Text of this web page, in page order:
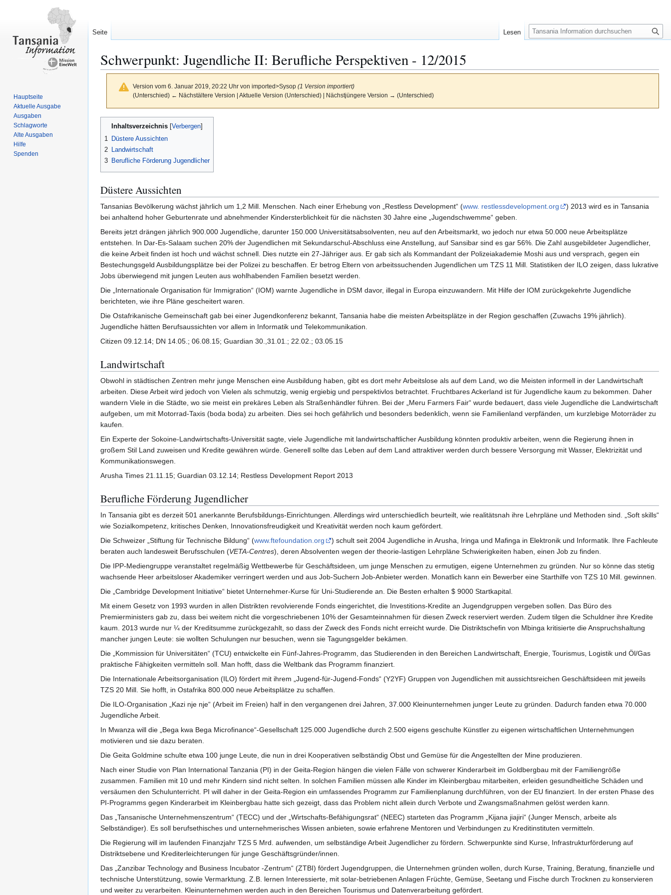
Schwerpunkt: Jugendliche II: Berufliche Perspektiven - 12/2015
Version vom 6. Januar 2019, 20:22 Uhr von imported>Sysop (1 Version importiert)
(Unterschied) ← Nächstältere Version | Aktuelle Version (Unterschied) | Nächstjüngere Version → (Unterschied)
Inhaltsverzeichnis
1
Düstere Aussichten
2
Landwirtschaft
3 Berufliche Förderung Jugendlicher
Düstere Aussichten
Tansanias Bevölkerung wächst jährlich um 1,2 Mill. Menschen. Nach einer Erhebung von „Restless Development“ (www. restlessdevelopment.org
) 2013 wird es in Tansania
bei anhaltend hoher Geburtenrate und abnehmender Kindersterblichkeit für die nächsten 30 Jahre eine „Jugendschwemme“ geben.
Bereits jetzt drängen jährlich 900.000 Jugendliche, darunter 150.000 Universitätsabsolventen, neu auf den Arbeitsmarkt, wo jedoch nur etwa 50.000 neue Arbeitsplätze
entstehen. In Dar-Es-Salaam suchen 20% der Jugendlichen mit Sekundarschul-Abschluss eine Anstellung, auf Sansibar sind es gar 56%. Die Zahl ausgebildeter Jugendlicher,
die keine Arbeit finden ist hoch und wächst schnell. Dies nutzte ein 27-Jähriger aus. Er gab sich als Kommandant der Polizeiakademie Moshi aus und versprach, gegen ein
Bestechungsgeld Ausbildungsplätze bei der Polizei zu beschaffen. Er betrog Eltern von arbeitssuchenden Jugendlichen um TZS 11 Mill. Statistiken der ILO zeigen, dass lukrative
Jobs überwiegend mit jungen Leuten aus wohlhabenden Familien besetzt werden.
Die „Internationale Organisation für Immigration“ (IOM) warnte Jugendliche in DSM davor, illegal in Europa einzuwandern. Mit Hilfe der IOM zurückgekehrte Jugendliche
berichteten, wie ihre Pläne gescheitert waren.
Die Ostafrikanische Gemeinschaft gab bei einer Jugendkonferenz bekannt, Tansania habe die meisten Arbeitsplätze in der Region geschaffen (Zuwachs 19% jährlich).
Jugendliche hätten Berufsaussichten vor allem in Informatik und Telekommunikation.
Citizen 09.12.14; DN 14.05.; 06.08.15; Guardian 30.,31.01.; 22.02.; 03.05.15
Landwirtschaft
Obwohl in städtischen Zentren mehr junge Menschen eine Ausbildung haben, gibt es dort mehr Arbeitslose als auf dem Land, wo die Meisten informell in der Landwirtschaft
arbeiten. Diese Arbeit wird jedoch von Vielen als schmutzig, wenig ergiebig und perspektivlos betrachtet. Fruchtbares Ackerland ist für Jugendliche kaum zu bekommen. Daher
wandern Viele in die Städte, wo sie meist ein prekäres Leben als Straßenhändler führen. Bei der „Meru Farmers Fair“ wurde bedauert, dass viele Jugendliche die Landwirtschaft
aufgeben, um mit Motorrad-Taxis (boda boda) zu arbeiten. Dies sei hoch gefährlich und besonders bedenklich, wenn sie Familienland verpfänden, um kurzlebige Motorräder zu
kaufen.
Ein Experte der Sokoine-Landwirtschafts-Universität sagte, viele Jugendliche mit landwirtschaftlicher Ausbildung könnten produktiv arbeiten, wenn die Regierung ihnen in
großem Stil Land zuweisen und Kredite gewähren würde. Generell sollte das Leben auf dem Land attraktiver werden durch bessere Versorgung mit Wasser, Elektrizität und
Kommunikationswegen.
Arusha Times 21.11.15; Guardian 03.12.14; Restless Development Report 2013
Berufliche Förderung Jugendlicher
In Tansania gibt es derzeit 501 anerkannte Berufsbildungs-Einrichtungen. Allerdings wird unterschiedlich beurteilt, wie realitätsnah ihre Lehrpläne und Methoden sind. „Soft skills“
wie Sozialkompetenz, kritisches Denken, Innovationsfreudigkeit und Kreativität werden noch kaum gefördert.
Die Schweizer „Stiftung für Technische Bildung“ (www.ftefoundation.org
) schult seit 2004 Jugendliche in Arusha, Iringa und Mafinga in Elektronik und Informatik. Ihre Fachleute
beraten auch landesweit Berufsschulen (VETA-Centres), deren Absolventen wegen der theorie-lastigen Lehrpläne Schwierigkeiten haben, einen Job zu finden.
Die IPP-Mediengruppe veranstaltet regelmäßig Wettbewerbe für Geschäftsideen, um junge Menschen zu ermutigen, eigene Unternehmen zu gründen. Nur so könne das stetig
wachsende Heer arbeitsloser Akademiker verringert werden und aus Job-Suchern Job-Anbieter werden. Monatlich kann ein Bewerber eine Starthilfe von TZS 10 Mill. gewinnen.
Die „Cambridge Development Initiative“ bietet Unternehmer-Kurse für Uni-Studierende an. Die Besten erhalten $ 9000 Startkapital.
Mit einem Gesetz von 1993 wurden in allen Distrikten revolvierende Fonds eingerichtet, die Investitions-Kredite an Jugendgruppen vergeben sollen. Das Büro des
Premierministers gab zu, dass bei weitem nicht die vorgeschriebenen 10% der Gesamteinnahmen für diesen Zweck reserviert werden. Zudem tilgen die Schuldner ihre Kredite
kaum. 2013 wurde nur ¼ der Kreditsumme zurückgezahlt, so dass der Zweck des Fonds nicht erreicht wurde. Die Distriktschefin von Mbinga kritisierte die Anspruchshaltung
mancher jungen Leute: sie wollten Schulungen nur besuchen, wenn sie Tagungsgelder bekämen.
Die „Kommission für Universitäten“ (TCU) entwickelte ein Fünf-Jahres-Programm, das Studierenden in den Bereichen Landwirtschaft, Energie, Tourismus, Logistik und Öl/Gas
praktische Fähigkeiten vermitteln soll. Man hofft, dass die Weltbank das Programm finanziert.
Die Internationale Arbeitsorganisation (ILO) fördert mit ihrem „Jugend-für-Jugend-Fonds“ (Y2YF) Gruppen von Jugendlichen mit aussichtsreichen Geschäftsideen mit jeweils
TZS 20 Mill. Sie hofft, in Ostafrika 800.000 neue Arbeitsplätze zu schaffen.
Die ILO-Organisation „Kazi nje nje“ (Arbeit im Freien) half in den vergangenen drei Jahren, 37.000 Kleinunternehmen junger Leute zu gründen. Dadurch fanden etwa 70.000
Jugendliche Arbeit.
In Mwanza will die „Bega kwa Bega Microfinance“-Gesellschaft 125.000 Jugendliche durch 2.500 eigens geschulte Künstler zu eigenen wirtschaftlichen Unternehmungen
motivieren und sie dazu beraten.
Die Geita Goldmine schulte etwa 100 junge Leute, die nun in drei Kooperativen selbständig Obst und Gemüse für die Angestellten der Mine produzieren.
Nach einer Studie von Plan International Tanzania (PI) in der Geita-Region hängen die vielen Fälle von schwerer Kinderarbeit im Goldbergbau mit der Familiengröße
zusammen. Familien mit 10 und mehr Kindern sind nicht selten. In solchen Familien müssen alle Kinder im Kleinbergbau mitarbeiten, erleiden gesundheitliche Schäden und
versäumen den Schulunterricht. PI will daher in der Geita-Region ein umfassendes Programm zur Familienplanung durchführen, von der EU finanziert. In der ersten Phase des
PI-Programms gegen Kinderarbeit im Kleinbergbau hatte sich gezeigt, dass das Problem nicht allein durch Verbote und Zwangsmaßnahmen gelöst werden kann.
Das „Tansanische Unternehmenszentrum“ (TECC) und der „Wirtschafts-Befähigungsrat“ (NEEC) starteten das Programm „Kijana jiajiri“ (Junger Mensch, arbeite als
Selbständiger). Es soll berufsethisches und unternehmerisches Wissen anbieten, sowie erfahrene Mentoren und Verbindungen zu Kreditinstituten vermitteln.
Die Regierung will im laufenden Finanzjahr TZS 5 Mrd. aufwenden, um selbständige Arbeit Jugendlicher zu fördern. Schwerpunkte sind Kurse, Infrastrukturförderung auf
Distriktsebene und Krediterleichterungen für junge Geschäftsgründer/innen.
Das „Zanzibar Technology and Business Incubator -Zentrum“ (ZTBI) fördert Jugendgruppen, die Unternehmen gründen wollen, durch Kurse, Training, Beratung, finanzielle und
technische Unterstützung, sowie Vermarktung. Z.B. lernen Interessierte, mit solar-betriebenen Anlagen Früchte, Gemüse, Seetang und Fische durch Trocknen zu konservieren
und weiter zu verarbeiten. Kleinunternehmen werden auch in den Bereichen Tourismus und Datenverarbeitung gefördert.
Seite Lesen
S
u
e
Hauptseite
Aktuelle Ausgabe
Ausgaben
Schlagworte
Alte Ausgaben
Hilfe
Spenden